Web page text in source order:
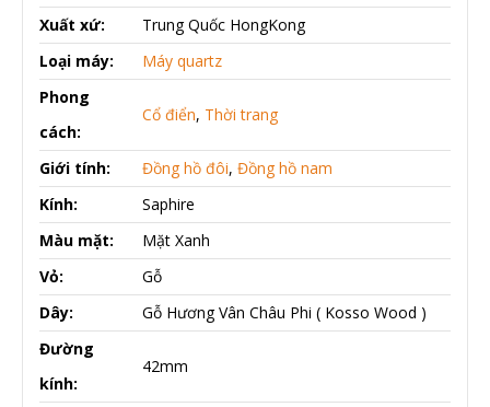
Xuất xứ:
Trung Quốc HongKong
Loại máy:
Máy quartz
Phong
cách:
Cổ điển, Thời trang
Giới tính: Đồng hồ đôi, Đồng hồ nam
Kính:
Saphire
Màu mặt:
Mặt Xanh
Vỏ:
Gỗ
Dây:
Gỗ Hương Vân Châu Phi ( Kosso Wood )
Đường
kính:
42mm